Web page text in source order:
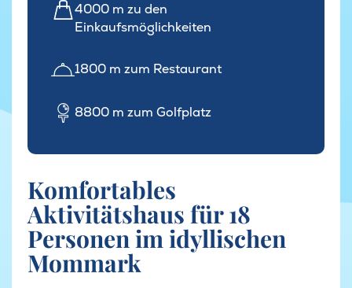
4000 m zu den
Einkaufsmöglichkeiten
1800 m zum Restaurant
8800 m zum Golfplatz
Komfortables
Aktivitätshaus für 18
Personen im idyllischen
Mommark